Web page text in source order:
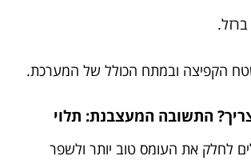
הקפיצה ובמתח הכולל של המערכת.
התשובה המעצבנת: תלוי
לחלק את העומס טוב יותר ולשפר